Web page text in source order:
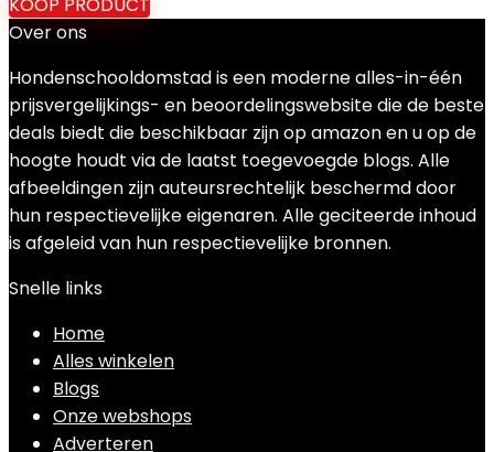
Over ons
Hondenschooldomstad is een moderne alles-in-één
prijsvergelijkings- en beoordelingswebsite die de beste
deals biedt die beschikbaar zijn op amazon en u op de
hoogte houdt via de laatst toegevoegde blogs. Alle
afbeeldingen zijn auteursrechtelijk beschermd door
hun respectievelijke eigenaren. Alle geciteerde inhoud
is afgeleid van hun respectievelijke bronnen.
Snelle links
Home
Alles winkelen
Blogs
Onze webshops
Adverteren